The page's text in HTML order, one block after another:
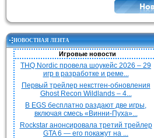
НОВОСТНАЯ ЛЕНТА
Игровые новости
THQ Nordic провела шоукейс 2026 – 29
игр в разработке и реме...
Первый трейлер некстген-обновления
Ghost Recon Wildlands – 4...
В EGS бесплатно раздают две игры,
включая смесь «Винни-Пуха»...
Rockstar анонсировала третий трейлер
GTA 6 — его покажут на ...